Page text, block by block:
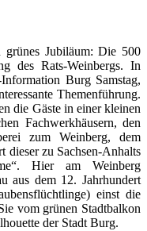
Jubiläum: Die 500
des Rats-Weinbergs. In
Burg Samstag,
Themenführung.
die Gäste in einer kleinen
Fachwerkhäusern, den
zum Weinberg, dem
dieser zu Sachsen-Anhalts
Hier am Weinberg
aus dem 12. Jahrhundert
einst die
vom grünen Stadtbalkon
der Stadt Burg.